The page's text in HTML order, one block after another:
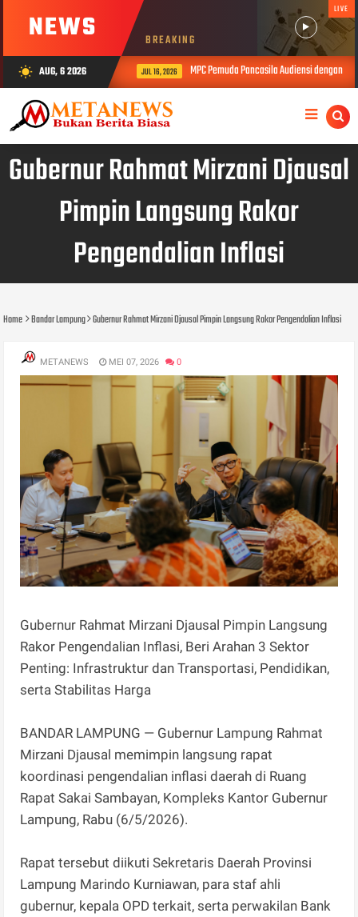
NEWS BREAKING
LIVE
wb_sunny AUG, 6 2026 JUL 16, 2026 MPC Pemuda Pancasila Audiensi dengan
Gubernur Rahmat Mirzani Djausal
Pimpin Langsung Rakor
Pengendalian Inflasi
Home Bandar Lampung Gubernur Rahmat Mirzani Djausal Pimpin Langsung Rakor Pengendalian Inflasi
METANEWS MEI 07, 2026 0
Gubernur Rahmat Mirzani Djausal Pimpin Langsung
Rakor Pengendalian Inflasi, Beri Arahan 3 Sektor
Penting: Infrastruktur dan Transportasi, Pendidikan,
serta Stabilitas Harga
BANDAR LAMPUNG — Gubernur Lampung Rahmat
Mirzani Djausal memimpin langsung rapat
koordinasi pengendalian inflasi daerah di Ruang
Rapat Sakai Sambayan, Kompleks Kantor Gubernur
Lampung, Rabu (6/5/2026).
Rapat tersebut diikuti Sekretaris Daerah Provinsi
Lampung Marindo Kurniawan, para staf ahli
gubernur, kepala OPD terkait, serta perwakilan Bank